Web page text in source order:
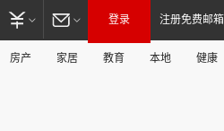
登录 注册免费邮箱
房产 家居 教育 本地 健康